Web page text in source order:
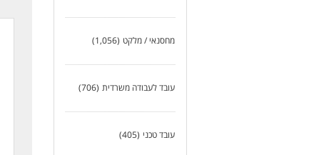
מחסנאי / מלקט (1,056)
עובד לעבודה משרדית (706)
עובד טכני (405)